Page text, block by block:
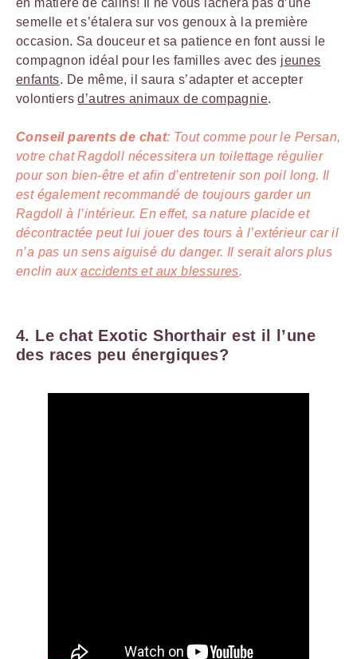
en matière de câlins! Il ne vous lâchera pas d’une
semelle et s’étalera sur vos genoux à la première
occasion. Sa douceur et sa patience en font aussi le
compagnon idéal pour les familles avec des jeunes
enfants. De même, il saura s’adapter et accepter
volontiersd’autres animaux de compagnie.
Conseil parents de chat: Tout comme pour le Persan,
votre chat Ragdoll nécessitera un toilettage régulier
pour son bien-être et afin d’entretenir son poil long. Il
est également recommandé de toujours garder un
Ragdoll à l’intérieur. En effet, sa nature placide et
décontractée peut lui jouer des tours à l’extérieur car il
n’a pas un sens aiguisé du danger. Il serait alors plus
enclin auxaccidents et aux blessures.
4. Le chat Exotic Shorthair est il l’une
des races peu énergiques?